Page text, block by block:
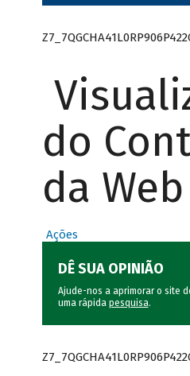
do
da Web
Ações
DÊ SUA OPINIÃO
Ajude-nos a aprimorar o site
uma rápida pesquisa.